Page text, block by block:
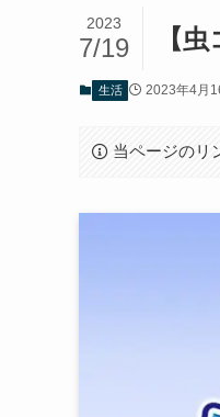
【
2023
7/19
生活 2023年4月
当ページのリ